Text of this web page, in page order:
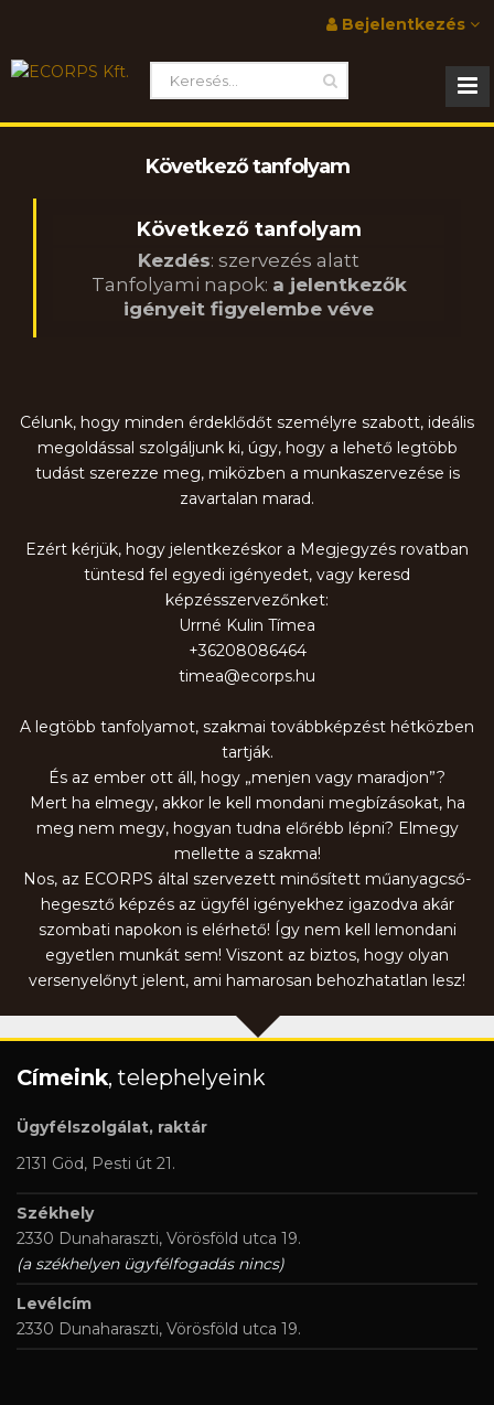
Bejelentkezés
Következő tanfolyam
Következő tanfolyam
Kezdés: szervezés alatt
Tanfolyami napok: a jelentkezők
igényeit figyelembe véve
Célunk, hogy minden érdeklődőt személyre szabott, ideális
megoldással szolgáljunk ki, úgy, hogy a lehető legtöbb
tudást szerezze meg, miközben a munkaszervezése is
zavartalan marad.
Ezért kérjük, hogy jelentkezéskor a Megjegyzés rovatban
tüntesd fel egyedi igényedet, vagy keresd
képzésszervezőnket:
Urrné Kulin Tímea
+36208086464
timea@ecorps.hu
A legtöbb tanfolyamot, szakmai továbbképzést hétközben
tartják.
És az ember ott áll, hogy „menjen vagy maradjon”?
Mert ha elmegy, akkor le kell mondani megbízásokat, ha
meg nem megy, hogyan tudna előrébb lépni? Elmegy
mellette a szakma!
Nos, az ECORPS által szervezett minősített műanyagcső-
hegesztő képzés az ügyfél igényekhez igazodva akár
szombati napokon is elérhető! Így nem kell lemondani
egyetlen munkát sem! Viszont az biztos, hogy olyan
versenyelőnyt jelent, ami hamarosan behozhatatlan lesz!
Címeink, telephelyeink
Ügyfélszolgálat, raktár
2131 Göd, Pesti út 21.
Székhely
2330 Dunaharaszti, Vörösföld utca 19.
(a székhelyen ügyfélfogadás nincs)
Levélcím
2330 Dunaharaszti, Vörösföld utca 19.